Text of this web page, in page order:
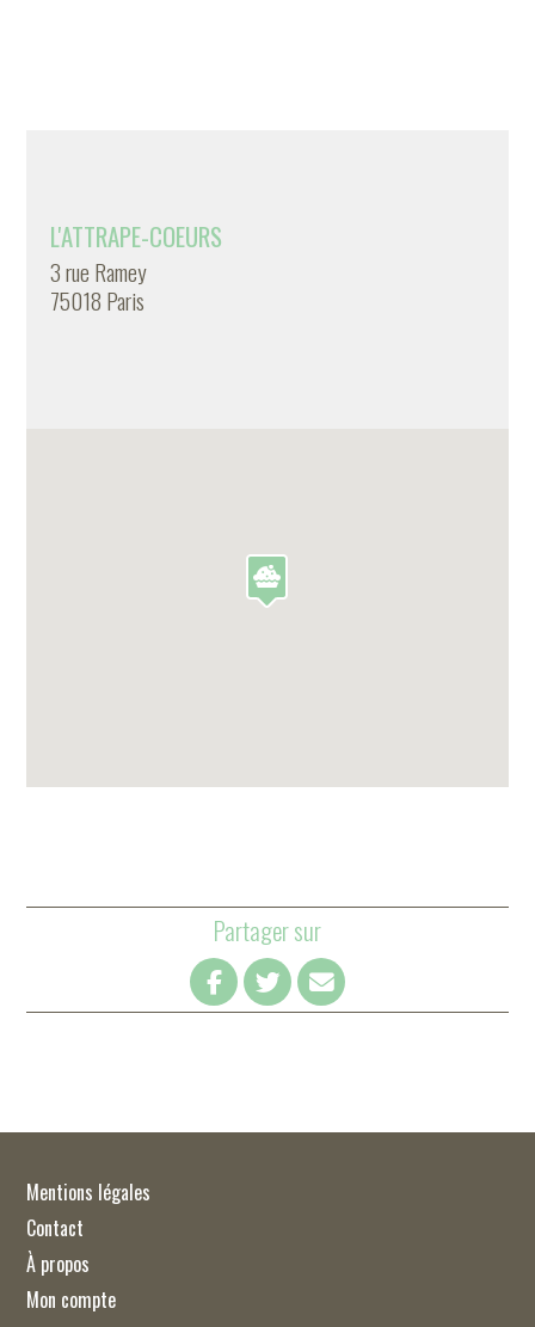
L'ATTRAPE-COEURS
3 rue Ramey
75018 Paris
Partager sur
Mentions légales
Contact
À propos
Mon compte